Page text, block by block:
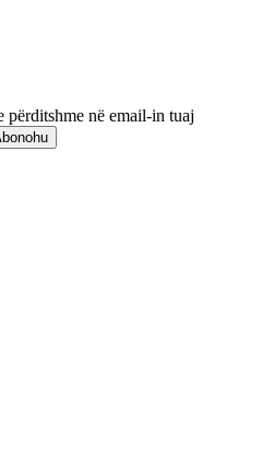
përditshme në email-in tuaj